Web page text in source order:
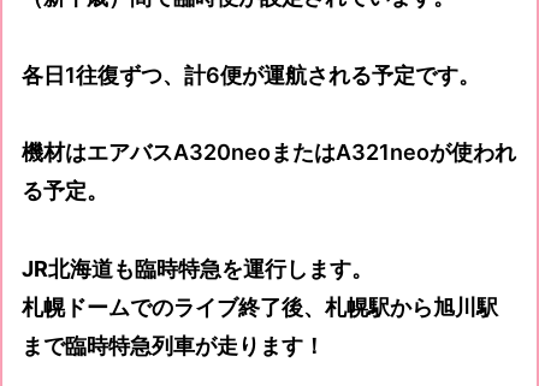
各日1往復ずつ、計6便が運航される予定です。
機材はエアバスA320neoまたはA321neoが使われ
る予定。
JR北海道も臨時特急を運行します。
札幌ドームでのライブ終了後、札幌駅から旭川駅
まで臨時特急列車が走ります！